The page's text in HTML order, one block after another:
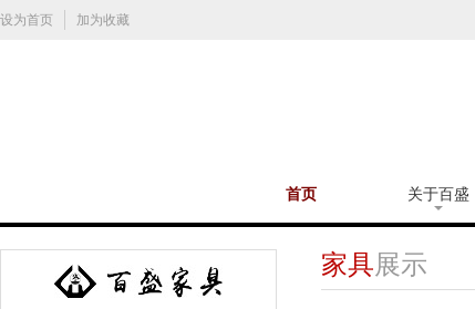
设为首页 加为收藏
首页 关于百盛
家具展示